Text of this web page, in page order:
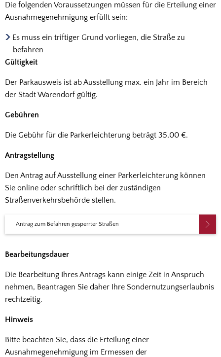
Die folgenden Voraussetzungen müssen für die Erteilung einer
Ausnahmegenehmigung erfüllt sein:
Es muss ein triftiger Grund vorliegen, die Straße zu
befahren
Gültigkeit
Der Parkausweis ist ab Ausstellung max. ein Jahr im Bereich
der Stadt Warendorf gültig.
Gebühren
Die Gebühr für die Parkerleichterung beträgt 35,00 €.
Antragstellung
Den Antrag auf Ausstellung einer Parkerleichterung können
Sie online oder schriftlich bei der zuständigen
Straßenverkehrsbehörde stellen.
Antrag zum Befahren gesperrter Straßen
Bearbeitungsdauer
Die Bearbeitung Ihres Antrags kann einige Zeit in Anspruch
nehmen, Beantragen Sie daher Ihre Sondernutzungserlaubnis
rechtzeitig.
Hinweis
Bitte beachten Sie, dass die Erteilung einer
Ausnahmegenehmigung im Ermessen der